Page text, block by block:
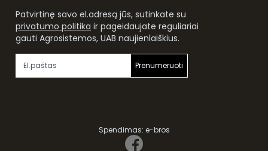
Patvirtinę savo el.adresą jūs, sutinkate su
privatumo politika ir pageidaujate reguliariai
gauti Agrosistemos, UAB naujienlaiškius.
Prenumeruoti
Spendimas: e-bros